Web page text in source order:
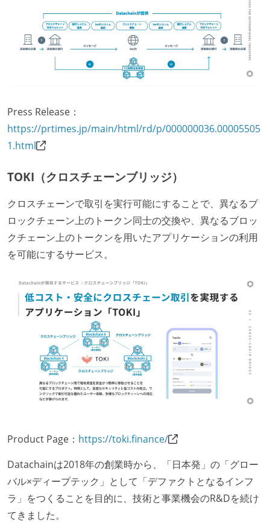
Press Release：
https://prtimes.jp/main/html/rd/p/000000036.00005505
1.html
TOKI（クロスチェーンブリッジ）
クロスチェーンで取引を実行可能にすることで、異なるブ
ロックチェーン上のトークン同士の交換や、異なるブロッ
クチェーン上のトークンを用いたアプリケーションの利用
を可能にするサービス。
Product Page： https://toki.finance/
Datachainは2018年の創業時から、「日本発」の「グロー
バル×ディープテック」として「デファクトとなるインフ
ラ」をつくることを目的に、技術と事業機会のR&Dを続け
てきました。